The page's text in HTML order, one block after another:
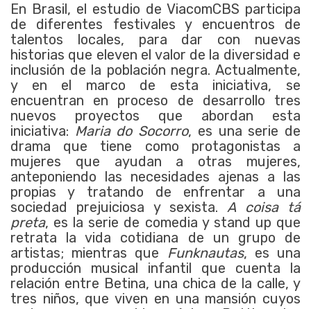
En Brasil, el estudio de ViacomCBS participa
de diferentes festivales y encuentros de
talentos locales, para dar con nuevas
historias que eleven el valor de la diversidad e
inclusión de la población negra. Actualmente,
y en el marco de esta iniciativa, se
encuentran en proceso de desarrollo tres
nuevos proyectos que abordan esta
iniciativa: Maria do Socorro, es una serie de
drama que tiene como protagonistas a
mujeres que ayudan a otras mujeres,
anteponiendo las necesidades ajenas a las
propias y tratando de enfrentar a una
sociedad prejuiciosa y sexista.A coisa tá
preta, es la serie de comedia y stand up que
retrata la vida cotidiana de un grupo de
artistas; mientras que Funknautas, es una
producción musical infantil que cuenta la
relación entre Betina, una chica de la calle, y
tres niños, que viven en una mansión cuyos